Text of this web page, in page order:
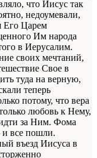
что Иисус так
недоумевали,
Его Царем
Им народа
в Иерусалим.
своих мечтаний,
Свое в
туда на верную,
теперь
потому, что вера
любовь к Нему,
за Ним. Фома
все пошли.
въезд Иисуса в